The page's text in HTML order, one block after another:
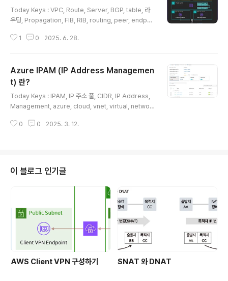
Today Keys : VPC, Route, Server, BGP, table, 라
우팅, Propagation, FIB, RIB, routing, peer, endpoi
oute Server에 대한 소개와 함께 직접 구성하여 테스트
팅을 간소화하기 위해 사용할 수 있는 완전 관리형 라우팅
제어 서비스▪ BGP(Border Gateway Protocol)를 활
테이블을 자동으로 갱신▪ 사용자 지정 스크립트나 오버레
이 네트워크 없이도 경로 학습 및 전파가 가능하도록 지원..
1 0 2025. 6. 28.
Azure IPAM (IP Address Managemen
t) 란?
Today Keys : IPAM​, IP 주소 풀​, CIDR, IP Address,
Management, azure, cloud, vnet, virtual, networ
er의 IP 주소 관리(IPAM: IP Address Management)
주소 관리(IPAM)란?IPAM은 네트워크 관리자가 IP 주소
를 계획, 추적 및 관리할 수 있도록 지원하는 기능입니다.A
zure Virtual Network Manager의 IPAM을 사용하면
0 0 2025. 3. 12.
이 블로그 인기글
AWS Client VPN 구성하기 SNAT 와 DNAT